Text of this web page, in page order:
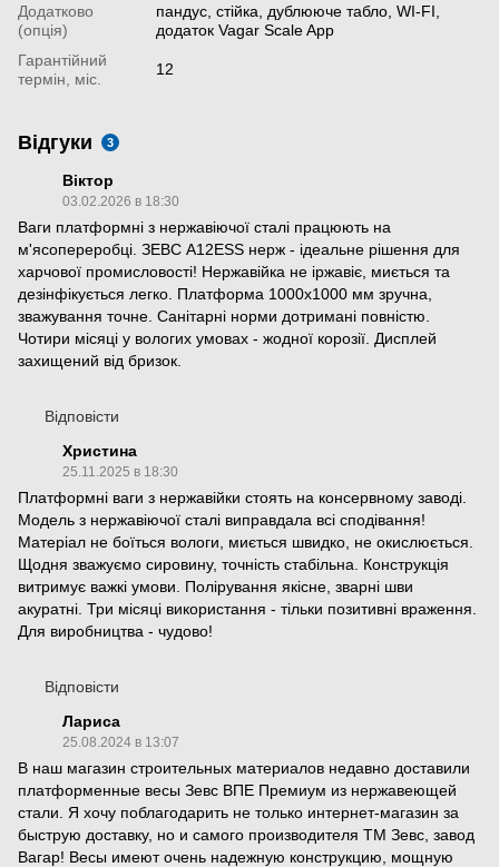
Додатково
(опція)
пандус, стійка, дублююче табло, WI-FI,
додаток Vagar Scale App
Гарантійний
термін, міс.
12
Відгуки 3
Віктор
03.02.2026 в 18:30
Ваги платформні з нержавіючої сталі працюють на
м'ясопереробці. ЗЕВС A12ESS нерж - ідеальне рішення для
харчової промисловості! Нержавійка не іржавіє, миється та
дезінфікується легко. Платформа 1000х1000 мм зручна,
зважування точне. Санітарні норми дотримані повністю.
Чотири місяці у вологих умовах - жодної корозії. Дисплей
захищений від бризок.
Відповісти
Христина
25.11.2025 в 18:30
Платформні ваги з нержавійки стоять на консервному заводі.
Модель з нержавіючої сталі виправдала всі сподівання!
Матеріал не боїться вологи, миється швидко, не окислюється.
Щодня зважуємо сировину, точність стабільна. Конструкція
витримує важкі умови. Полірування якісне, зварні шви
акуратні. Три місяці використання - тільки позитивні враження.
Для виробництва - чудово!
Відповісти
Лариса
25.08.2024 в 13:07
В наш магазин строительных материалов недавно доставили
платформенные весы Зевс ВПЕ Премиум из нержавеющей
стали. Я хочу поблагодарить не только интернет-магазин за
быструю доставку, но и самого производителя ТМ Зевс, завод
Вагар! Весы имеют очень надежную конструкцию, мощную